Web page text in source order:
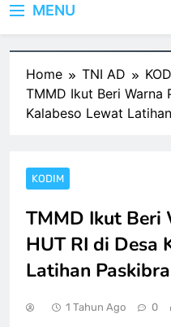
MENU
Home TNI AD
TMMD Ikut Beri Warna
Kalabeso Lewat
KODIM
TMMD Ikut Beri
HUT RI di Desa
Latihan Paskibra
1 Tahun Ago 0